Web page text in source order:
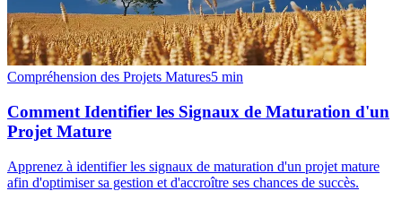
Compréhension des Projets Matures5 min
Comment Identifier les Signaux de Maturation d'un
Projet Mature
Apprenez à identifier les signaux de maturation d'un projet mature
afin d'optimiser sa gestion et d'accroître ses chances de succès.